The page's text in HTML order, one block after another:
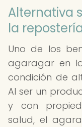
Alternativa
la
Uno de los
agaragar en
condición de
Al ser un
y con
salud, el